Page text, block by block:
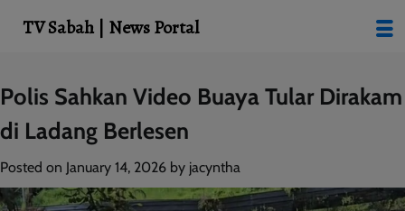
Skip
to
content
Polis Sahkan Video Buaya Tular Dirakam
di Ladang Berlesen
Posted on January 14, 2026 by jacyntha
TV Sabah | News Portal